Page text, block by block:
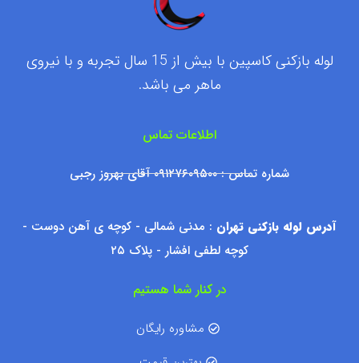
لوله بازکنی کاسپین با بیش از 15 سال تجربه و با نیروی
ماهر می باشد.
اطلاعات تماس
شماره تماس : ۰۹۱۲۷۶۰۹۵۰۰ آقای بهروز رجبی
آدرس لوله بازکنی تهران : مدنی شمالی - کوچه ی آهن دوست -
کوچه لطفی افشار - پلاک ۲۵
در کنار شما هستیم
مشاوره رایگان